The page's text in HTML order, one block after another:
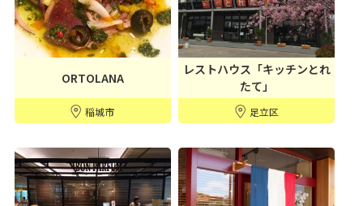
ORTOLANA
稲城市
レストハウス「キッチンとれ
たて」
足立区